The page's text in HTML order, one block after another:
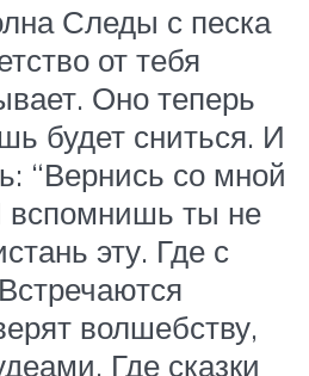
Следы с песка
от тебя
Оно теперь
будет сниться. И
“Вернись со мной
вспомнишь ты не
эту. Где с
волшебству,
Где сказки